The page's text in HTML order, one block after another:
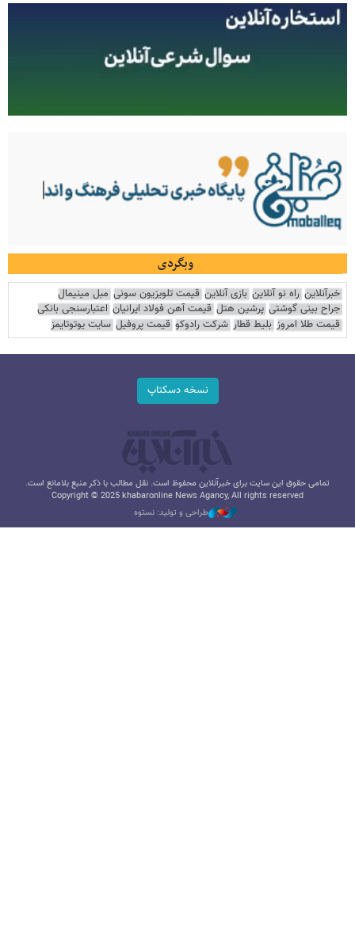
وبگردی
خبرآنلاین راه نو آنلاین بازی آنلاین قیمت تلویزیون سونی مبل مینیمال
جراح بینی گوشتی پرشین هتل قیمت آهن فولاد ایرانیان اعتبارسنجی بانکی
قیمت طلا امروز بلیط قطار شرکت رادوکو قیمت پروفیل سایت یوتوتایمز
نسخه دسکتاپ
تمامی حقوق این سایت برای خبرآنلاین محفوظ است. نقل مطالب با ذکر منبع بلامانع است.
Copyright © 2025 khabaronline News Agancy, All rights reserved
طراحی و تولید: نستوه